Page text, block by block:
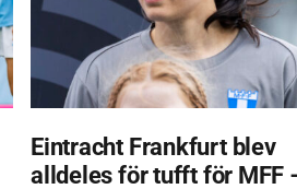
Eintracht Frankfurt blev
alldeles för tufft för MFF